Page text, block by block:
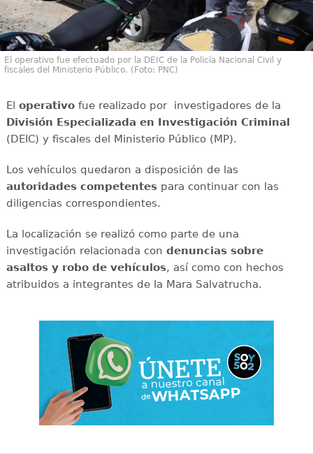
El operativo fue efectuado por la DEIC de la Policía Nacional Civil y
fiscales del Ministerio Público. (Foto: PNC)
El operativofue realizado por investigadores de la
División Especializada en Investigación Criminal
(DEIC) y fiscales del Ministerio Público (MP).
Los vehículos quedaron a disposición de las
autoridades competentespara continuar con las
diligencias correspondientes.
La localización se realizó como parte de una
investigación relacionada con denuncias sobre
asaltos y robo de vehículos, así como con hechos
atribuidos a integrantes de la Mara Salvatrucha.